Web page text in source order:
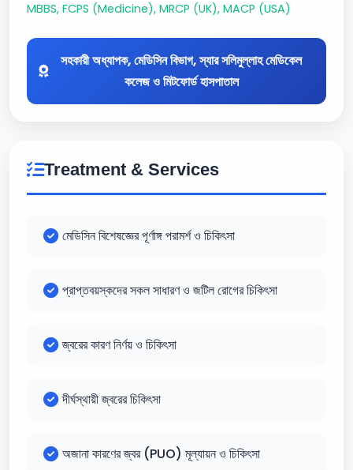
MBBS, FCPS (Medicine), MRCP (UK), MACP (USA)
সহকারী অধ্যাপক, মেডিসিন বিভাগ, স্যার সলিমুল্লাহ মেডিকেল
কলেজ ও মিটফোর্ড হাসপাতাল
Treatment & Services
মেডিসিন বিশেষজ্ঞের পূর্ণাঙ্গ পরামর্শ ও চিকিৎসা
প্রাপ্তবয়স্কদের সকল সাধারণ ও জটিল রোগের চিকিৎসা
জ্বরের কারণ নির্ণয় ও চিকিৎসা
দীর্ঘস্থায়ী জ্বরের চিকিৎসা
অজানা কারণের জ্বর (PUO) মূল্যায়ন ও চিকিৎসা